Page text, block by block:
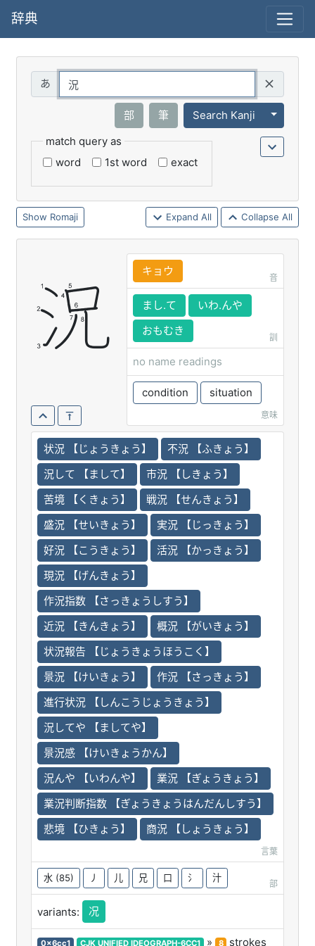
辞典
部 筆 Search Kanji
Toggle
match query as
word
1st word exact
Romaji Expand All Collapse All
況 キョウ
音
まし.て
いわ.んや
おもむき
訓
no name readings
condition situation
意味
状況 【じょうきょう】
不況 【ふきょう】
況して 【まして】
市況 【しきょう】
苦境 【くきょう】
戦況 【せんきょう】
盛況 【せいきょう】
実況 【じっきょう】
好況 【こうきょう】
活況 【かっきょう】
現況 【げんきょう】
作況指数 【さっきょうしすう】
近況 【きんきょう】
概況 【がいきょう】
状況報告 【じょうきょうほうこく】
景況 【けいきょう】
作況 【さっきょう】
進行状況 【しんこうじょうきょう】
況してや 【ましてや】
景況感 【けいきょうかん】
況んや 【いわんや】
業況 【ぎょうきょう】
業況判断指数 【ぎょうきょうはんだんしすう】
悲境 【ひきょう】
商況 【しょうきょう】
言葉
水 (85) 丿 儿 兄 口 氵 汁
部
variants: 况
0x6cc1 CJK UNIFIED IDEOGRAPH-6CC1 » 8 strokes